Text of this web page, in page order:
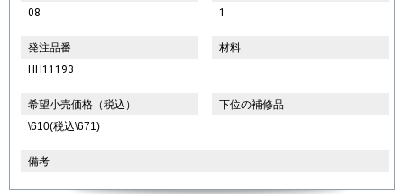
08
1
発注品番
HH11193
材料
希望小売価格（税込）
\610(税込\671)
下位の補修品
備考